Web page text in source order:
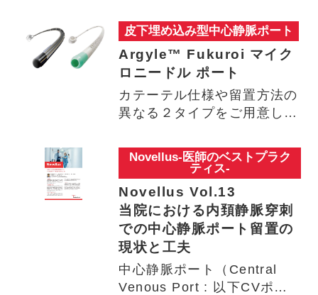
皮下埋め込み型中心静脈ポート
Argyle™ Fukuroi マイク
ロニードル ポート
カテーテル仕様や留置方法の
異なる２タイプをご用意して
タ…
Novellus-医師のベストプラク
ティス-
Novellus Vol.13
当院における内頚静脈穿刺
での中心静脈ポート留置の
現状と工夫
中心静脈ポート（Central
Venous Port : 以下CVポー